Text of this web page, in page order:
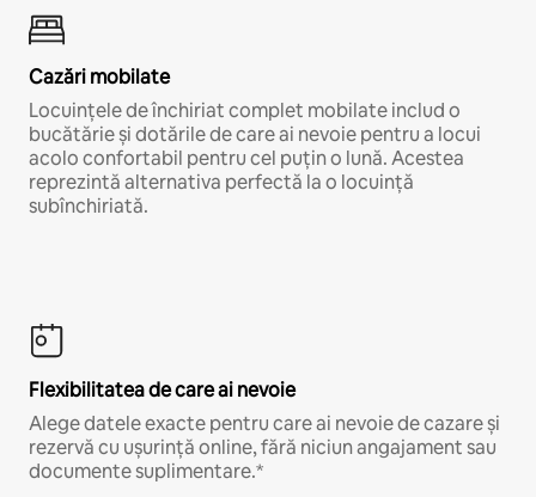
Cazări mobilate
Locuințele de închiriat complet mobilate includ o
bucătărie și dotările de care ai nevoie pentru a locui
acolo confortabil pentru cel puțin o lună. Acestea
reprezintă alternativa perfectă la o locuință
subînchiriată.
Flexibilitatea de care ai nevoie
Alege datele exacte pentru care ai nevoie de cazare și
rezervă cu ușurință online, fără niciun angajament sau
documente suplimentare.*